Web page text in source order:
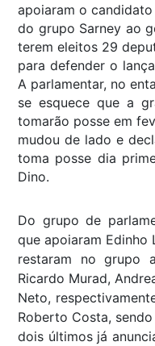
apoiaram o candidato
do grupo Sarney ao
terem eleitos 29
para defender o
A parlamentar, no
se esquece que a
tomarão posse em
mudou de lado e
toma posse dia
Dino.
Do grupo de
que apoiaram Edinho
restaram no grupo
Ricardo Murad,
Neto,
Roberto Costa,
dois últimos já